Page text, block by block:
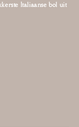
Italiaanse bol uit